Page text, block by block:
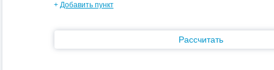
+ Добавить пункт
Рассчитать